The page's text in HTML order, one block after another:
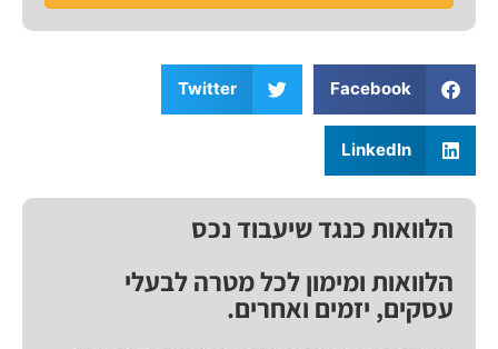
Facebook
Twitter
LinkedIn
הלוואות כנגד שיעבוד נכס
הלוואות ומימון לכל מטרה לבעלי
עסקים, יזמים ואחרים.